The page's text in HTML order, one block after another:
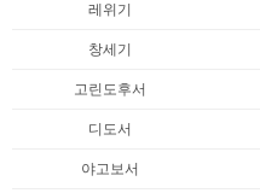
레위기
창세기
고린도후서
디도서
야고보서